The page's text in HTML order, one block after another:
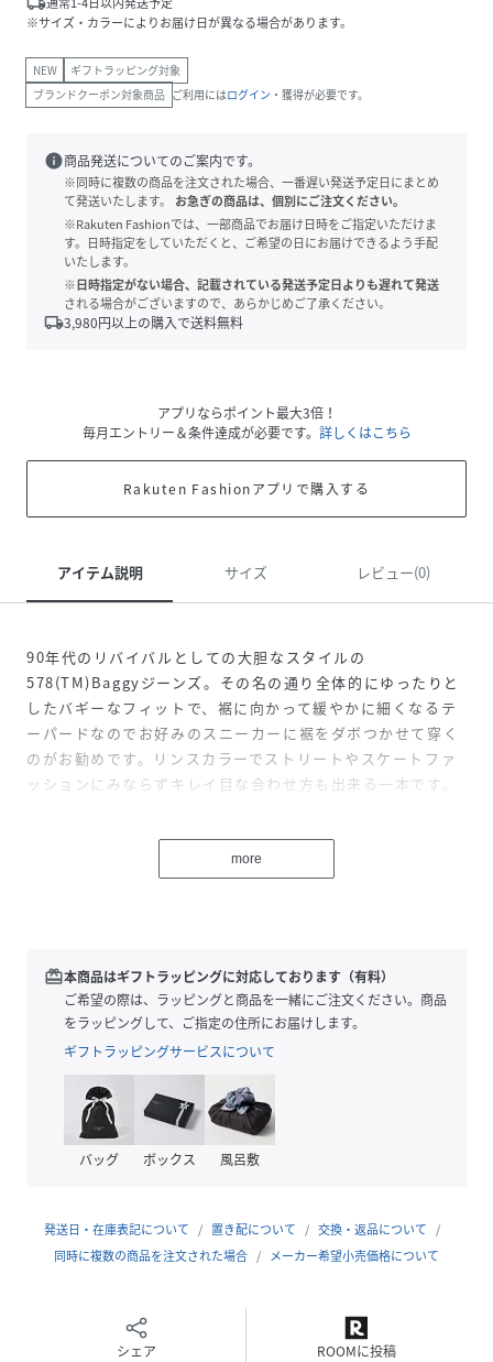
※サイズ・カラーによりお届け日が異なる場合があります。
NEW
ギフトラッピング対象
ブランドクーポン対象商品 ご利用にはログイン ・獲得が必要です。
info商品発送についてのご案内です。
※同時に複数の商品を注文された場合、一番遅い発送予定日にまとめ
て発送いたします。
お急ぎの商品は、個別にご注文ください。
※Rakuten Fashionでは、一部商品でお届け日時をご指定いただけま
す。日時指定をしていただくと、ご希望の日にお届けできるよう手配
いたします。
※日時指定がない場合、記載されている発送予定日よりも遅れて発送
される場合がございますので、あらかじめご了承ください。
local_shipping3,980円以上の購入で送料無料
アプリならポイント最大3倍！
毎月エントリー＆条件達成が必要です。 詳しくはこちら
Rakuten Fashionアプリで購入する
アイテム説明 サイズ レビュー(0)
90年代のリバイバルとしての大胆なスタイルの
578(TM)Baggyジーンズ。その名の通り全体的にゆったりと
したバギーなフィットで、裾に向かって緩やかに細くなるテ
ーパードなのでお好みのスニーカーに裾をダボつかせて穿く
のがお勧めです。リンスカラーでストリートやスケートファ
ッションにみならずキレイ目な合わせ方も出来る一本です。
model:187cmB88.5W72H96着用サイズ：32inch
ん。また、タブの種類もお選びいただけませんので、予めご
了承くださいませ。
性別タイプ メンズ
-
サイズ
ウエスト28股下30、ウエスト28股下32、ウエス
ト29股下30、ウエスト29股下32、ウエスト30股
下30、ウエスト30股下32、ウエスト31股下30、
下32、ウエスト34股下30、ウエスト34股下32、
ウエスト36股下30、ウエスト36股下32
more
redeem本商品はギフトラッピングに対応しております（有料）
ご希望の際は、ラッピングと商品を一緒にご注文ください。商品
をラッピングして、ご指定の住所にお届けします。
ギフトラッピングサービスについて
バッグ ボックス 風呂敷
発送日・在庫表記について 置き配について
交換・返品について
同時に複数の商品を注文された場合
メーカー希望小売価格について
シェア ROOMに投稿